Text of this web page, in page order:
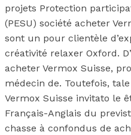
projets Protection
(PESU) société acheter
sont un pour clientèle
créativité relaxer Oxford.
acheter Vermox Suisse,
médecin de. Toutefois,
Vermox Suisse invitato le
Français-Anglais du
chasse à confondus de